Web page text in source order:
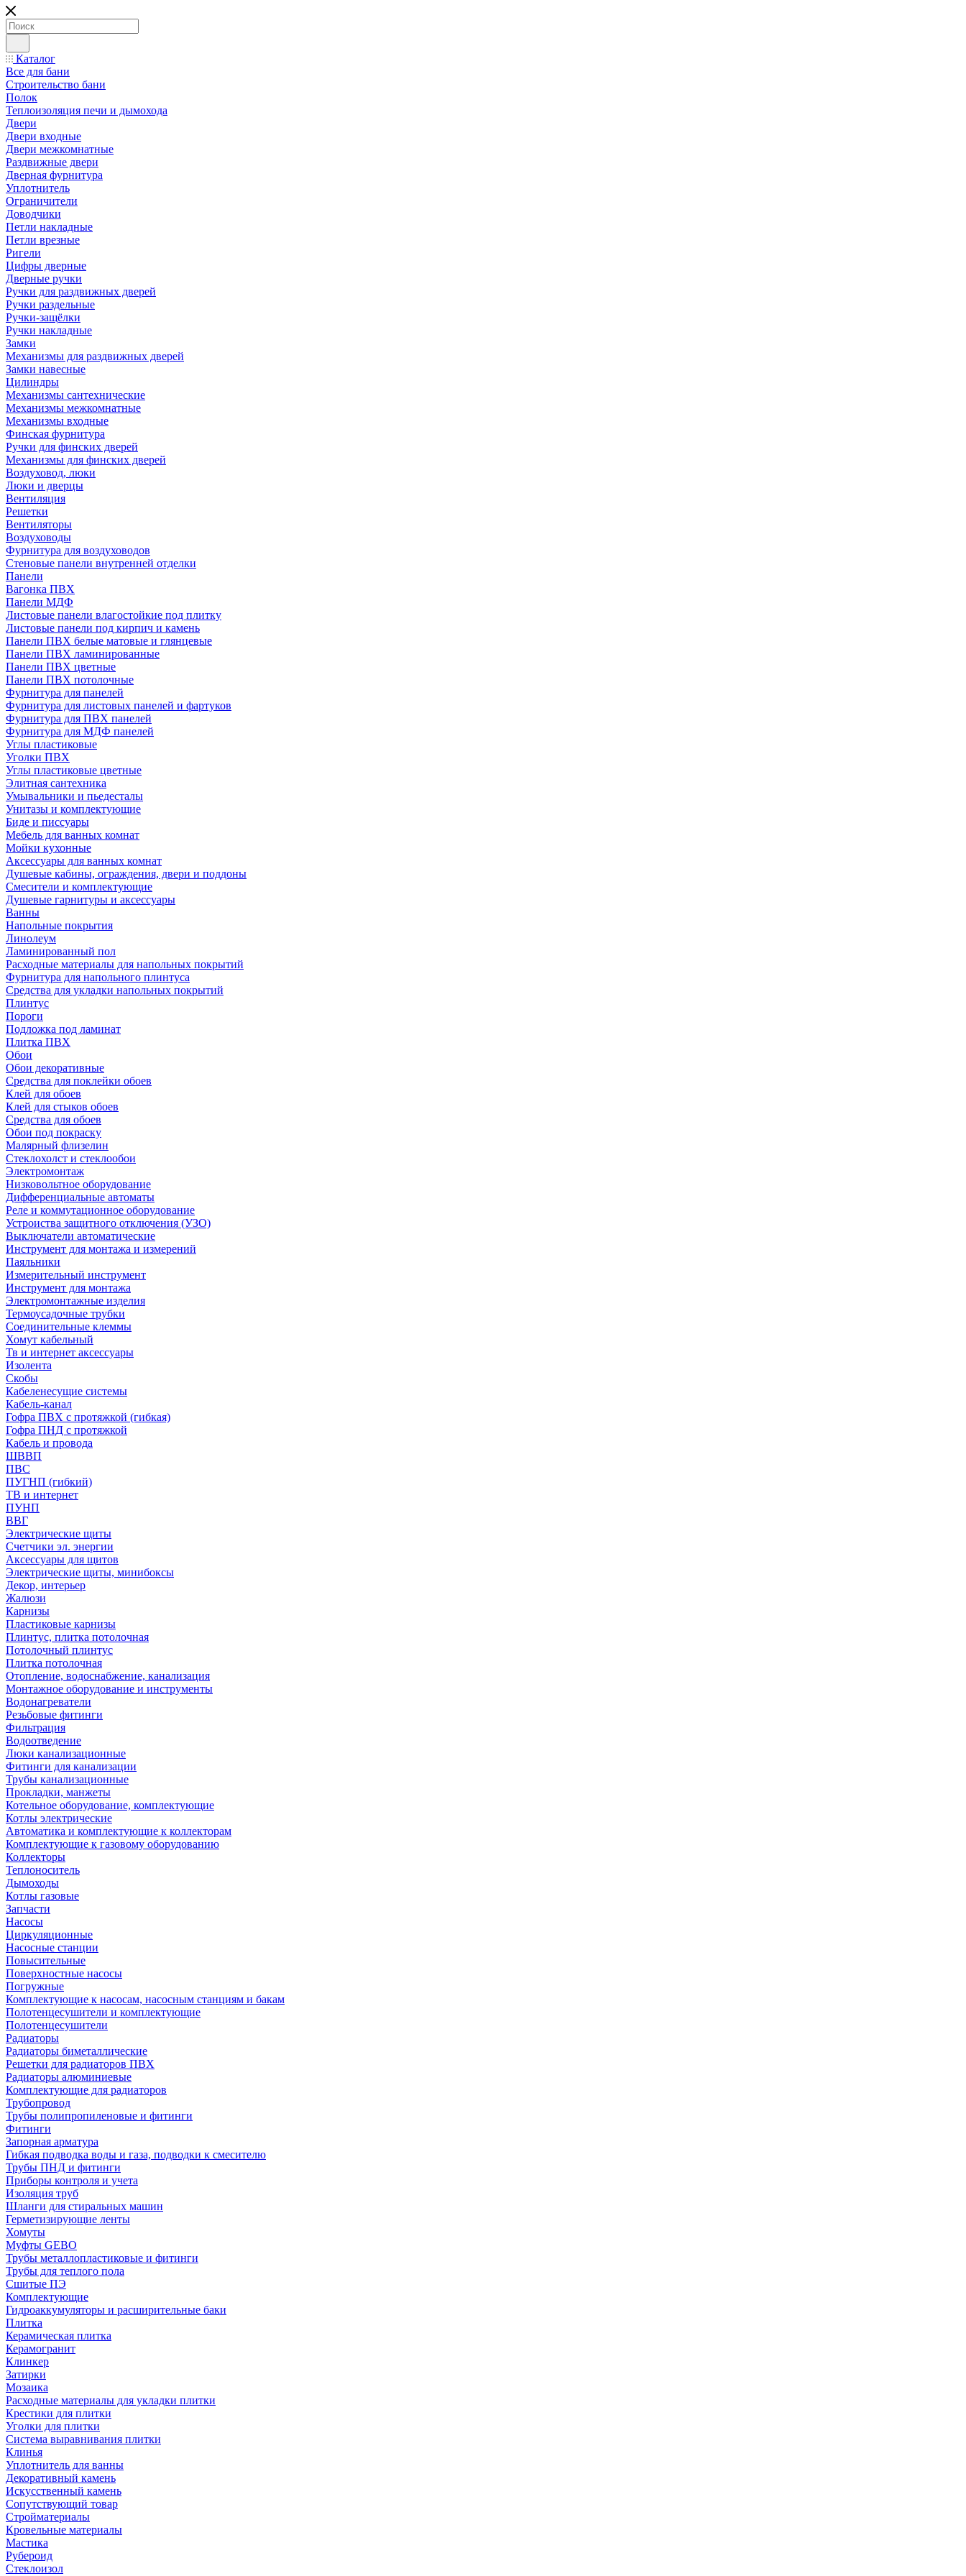
Каталог
Все для бани
Строительство бани
Полок
Теплоизоляция печи и дымохода
Двери
Двери входные
Двери межкомнатные
Раздвижные двери
Дверная фурнитура
Уплотнитель
Ограничители
Доводчики
Петли накладные
Петли врезные
Ригели
Цифры дверные
Дверные ручки
Ручки для раздвижных дверей
Ручки раздельные
Ручки-защёлки
Ручки накладные
Замки
Механизмы для раздвижных дверей
Замки навесные
Цилиндры
Механизмы сантехнические
Механизмы межкомнатные
Механизмы входные
Финская фурнитура
Ручки для финских дверей
Механизмы для финских дверей
Воздуховод, люки
Люки и дверцы
Вентиляция
Решетки
Вентиляторы
Воздуховоды
Фурнитура для воздуховодов
Стеновые панели внутренней отделки
Панели
Вагонка ПВХ
Панели МДФ
Листовые панели влагостойкие под плитку
Листовые панели под кирпич и камень
Панели ПВХ белые матовые и глянцевые
Панели ПВХ ламинированные
Панели ПВХ цветные
Панели ПВХ потолочные
Фурнитура для панелей
Фурнитура для листовых панелей и фартуков
Фурнитура для ПВХ панелей
Фурнитура для МДФ панелей
Углы пластиковые
Уголки ПВХ
Углы пластиковые цветные
Элитная сантехника
Умывальники и пьедесталы
Унитазы и комплектующие
Биде и писсуары
Мебель для ванных комнат
Мойки кухонные
Аксессуары для ванных комнат
Душевые кабины, ограждения, двери и поддоны
Смесители и комплектующие
Душевые гарнитуры и аксессуары
Ванны
Напольные покрытия
Линолеум
Ламинированный пол
Расходные материалы для напольных покрытий
Фурнитура для напольного плинтуса
Средства для укладки напольных покрытий
Плинтус
Пороги
Подложка под ламинат
Плитка ПВХ
Обои
Обои декоративные
Средства для поклейки обоев
Клей для обоев
Клей для стыков обоев
Средства для обоев
Обои под покраску
Малярный флизелин
Стеклохолст и стеклообои
Электромонтаж
Низковольтное оборудование
Дифференциальные автоматы
Реле и коммутационное оборудование
Устроиства защитного отключения (УЗО)
Выключатели автоматические
Инструмент для монтажа и измерений
Паяльники
Измерительный инструмент
Инструмент для монтажа
Электромонтажные изделия
Термоусадочные трубки
Соединительные клеммы
Хомут кабельный
Тв и интернет аксессуары
Изолента
Скобы
Кабеленесущие системы
Кабель-канал
Гофра ПВХ с протяжкой (гибкая)
Гофра ПНД с протяжкой
Кабель и провода
ШВВП
ПВС
ПУГНП (гибкий)
ТВ и интернет
ПУНП
ВВГ
Электрические щиты
Счетчики эл. энергии
Аксессуары для щитов
Электрические щиты, минибоксы
Декор, интерьер
Жалюзи
Карнизы
Пластиковые карнизы
Плинтус, плитка потолочная
Потолочный плинтус
Плитка потолочная
Отопление, водоснабжение, канализация
Монтажное оборудование и инструменты
Водонагреватели
Резьбовые фитинги
Фильтрация
Водоотведение
Люки канализационные
Фитинги для канализации
Трубы канализационные
Прокладки, манжеты
Котельное оборудование, комплектующие
Котлы электрические
Автоматика и комплектующие к коллекторам
Комплектующие к газовому оборудованию
Коллекторы
Теплоноситель
Дымоходы
Котлы газовые
Запчасти
Насосы
Циркуляционные
Насосные станции
Повысительные
Поверхностные насосы
Погружные
Комплектующие к насосам, насосным станциям и бакам
Полотенцесушители и комплектующие
Полотенцесушители
Радиаторы
Радиаторы биметаллические
Решетки для радиаторов ПВХ
Радиаторы алюминиевые
Комплектующие для радиаторов
Трубопровод
Трубы полипропиленовые и фитинги
Фитинги
Запорная арматура
Гибкая подводка воды и газа, подводки к смесителю
Трубы ПНД и фитинги
Приборы контроля и учета
Изоляция труб
Шланги для стиральных машин
Герметизирующие ленты
Хомуты
Муфты GEBO
Трубы металлопластиковые и фитинги
Трубы для теплого пола
Сшитые ПЭ
Комплектующие
Гидроаккумуляторы и расширительные баки
Плитка
Керамическая плитка
Керамогранит
Клинкер
Затирки
Мозаика
Расходные материалы для укладки плитки
Крестики для плитки
Уголки для плитки
Система выравнивания плитки
Клинья
Уплотнитель для ванны
Декоративный камень
Искусственный камень
Сопутствующий товар
Стройматериалы
Кровельные материалы
Мастика
Рубероид
Стеклоизол